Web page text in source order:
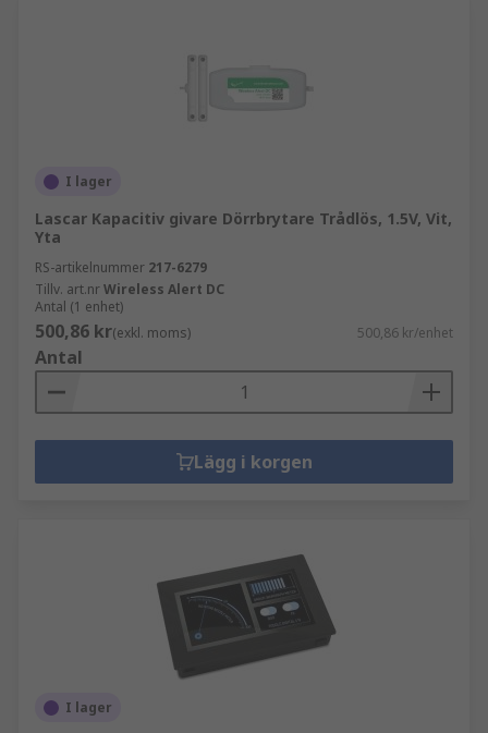
I lager
Lascar Kapacitiv givare Dörrbrytare Trådlös, 1.5V, Vit,
Yta
RS-artikelnummer 217-6279
Tillv. art.nrWireless Alert DC
Antal (1 enhet)
500,86 kr(exkl. moms) 500,86 kr/enhet
Antal
Lägg i korgen
I lager